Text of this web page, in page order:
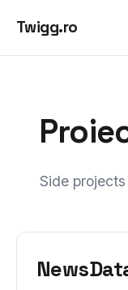
Twigg.ro
Side